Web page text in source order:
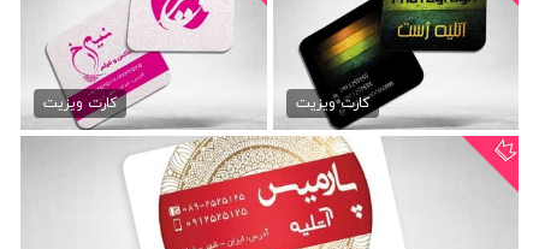
کارت ویزیت استودیو فیلم...
79,000 تومان
کارت ویزیت
دانلود کارت ویزیت اتلیه عکس...
79,000 تومان
کارت ویزیت